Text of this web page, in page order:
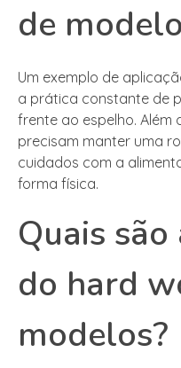
de
Um exemplo de
a prática constante de
frente ao espelho. Além
precisam manter uma
cuidados com a
forma física.
Quais
do hard
modelos?